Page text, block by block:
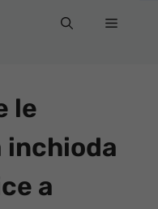
Menu
le
inchioda
a